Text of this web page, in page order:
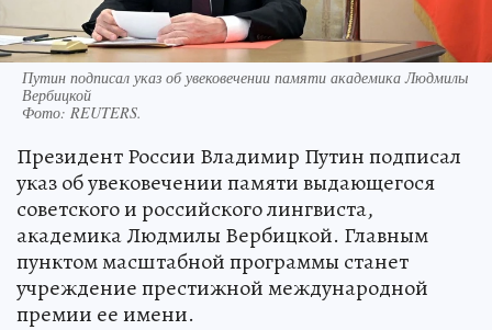
Путин подписал указ об увековечении памяти академика Людмилы
Вербицкой
Фото: REUTERS.
Президент России Владимир Путин подписал
указ об увековечении памяти выдающегося
советского и российского лингвиста,
академика Людмилы Вербицкой. Главным
пунктом масштабной программы станет
учреждение престижной международной
премии ее имени.